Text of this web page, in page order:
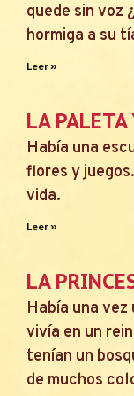
quede sin voz
hormiga a su
Leer »
LA PALETA
Había una
flores y
vida.
Leer »
LA
Había una
vivía en un
tenían un
de muchos